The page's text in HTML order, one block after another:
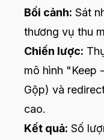
Bối cảnh: Sát
thương vụ thu
Chiến lược:
mô hình "Keep
Gộp) và
cao.
Kết quả: Số